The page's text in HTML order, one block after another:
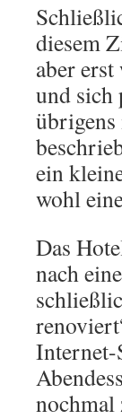
diesem
aber
und sich
übrigens
ein
wohl
Das
nach
Internet-
nochmal